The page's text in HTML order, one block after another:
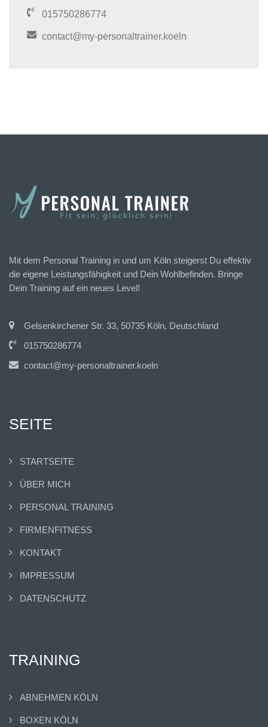
015750286774
contact@my-personaltrainer.koeln
Mit dem Personal Training in und um Köln steigerst Du effektiv
die eigene Leistungsfähigkeit und Dein Wohlbefinden. Bringe
Dein Training auf ein neues Level!
Gelsenkirchener Str. 33, 50735 Köln, Deutschland
015750286774
contact@my-personaltrainer.koeln
SEITE
STARTSEITE
ÜBER MICH
PERSONAL TRAINING
FIRMENFITNESS
KONTAKT
IMPRESSUM
DATENSCHUTZ
TRAINING
ABNEHMEN KÖLN
BOXEN KÖLN